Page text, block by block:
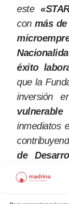
este
con más
éxito
que la
inversión
vulnerable
inmediatos
de
Unidas